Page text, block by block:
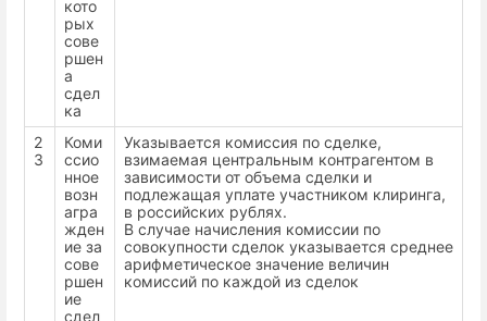
кото
рых
сове
ршен
а
сдел
ка
2
3
Коми
ссио
нное
возн
агра
жден
ие за
сове
ршен
ие
сдел
Указывается комиссия по сделке,
взимаемая центральным контрагентом в
зависимости от объема сделки и
подлежащая уплате участником клиринга,
в российских рублях.
В случае начисления комиссии по
совокупности сделок указывается среднее
арифметическое значение величин
комиссий по каждой из сделок